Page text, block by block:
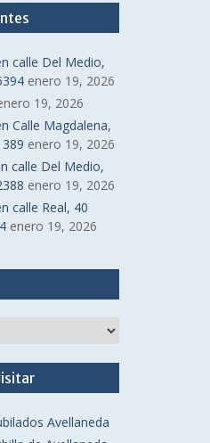
calle Del Medio,
enero 19, 2026
19, 2026
Calle Magdalena,
enero 19, 2026
calle Del Medio,
enero 19, 2026
calle Real, 40
enero 19, 2026
Avellaneda